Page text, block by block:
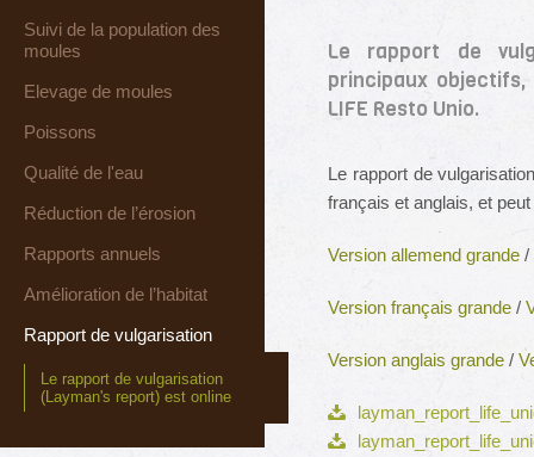
Suivi de la population des
moules
Elevage de moules
Poissons
Qualité de l'eau
Réduction de l’érosion
Rapports annuels
Amélioration de l’habitat
Rapport de vulgarisation
Le rapport de vulgarisation
(Layman's report) est online
Le rapport de
principaux
LIFE Resto Unio.
Le rapport de
français et anglais, et
Version allemend grande /
Version français grande /
Version anglais grande /